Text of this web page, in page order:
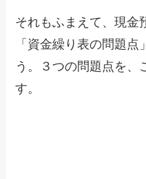
それもふまえて、現金
「資金繰り表の問題
う。３つの問題点を、
す。